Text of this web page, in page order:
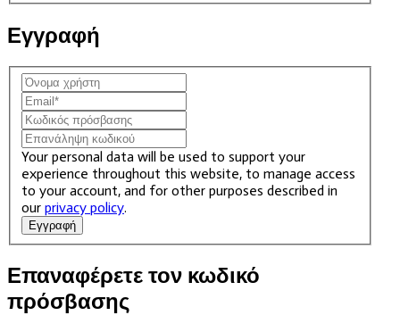
Εγγραφή
Your personal data will be used to support your
experience throughout this website, to manage access
to your account, and for other purposes described in
our privacy policy.
Εγγραφή
Επαναφέρετε τον κωδικό
πρόσβασης